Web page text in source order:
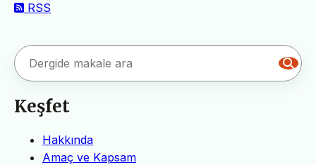
RSS
Keşfet
Hakkında
Amaç ve Kapsam